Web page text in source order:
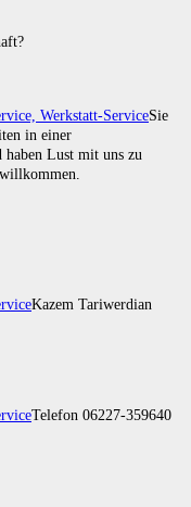
Sie
in einer
haben Lust mit uns zu
Kazem Tariwerdian
Telefon 06227-359640